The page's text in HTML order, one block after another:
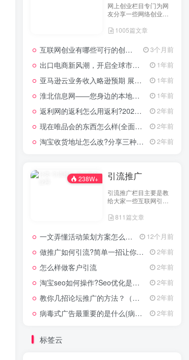
网上创业栏目专门为网
友分享一些网络创业项
上创业做生意经验以及
1005篇文章
互联网创业有哪些可行的创业方案？ 3个月前
出口电商新风潮，开启全球市场的数字化之门 1年前
亚马逊云业务收入略逊预期 展望未来创新潜力依然可期 1年前
淮北信息网——您身边的本地生活服务平台 1年前
返利网的返利怎么用返利?2024年网购返利教程 2年前
现在唯品会的东西怎么样(全面评测其产品质量) 2年前
淘宝收货地址怎么改?分享三种最常见的修改方式 2年前
238W+ 引流推广
引流推广栏目主要是教
给大家一些互联网引流
业的引流技术和推广技
在犯难！
811篇文章
一文弄懂活动策划方案怎么写，2025年最新超全干货来了！ 12个月前
做推广如何引流?简单一招让你流量爆增 2年前
怎么样做客户引流 2年前
淘宝seo如何操作?Seo优化是什么意思? 2年前
教你几招论坛推广的方法？（具体论坛推广的步骤） 2年前
病毒式广告最重要的是什么(病毒式广告的创意策略) 2年前
标签云